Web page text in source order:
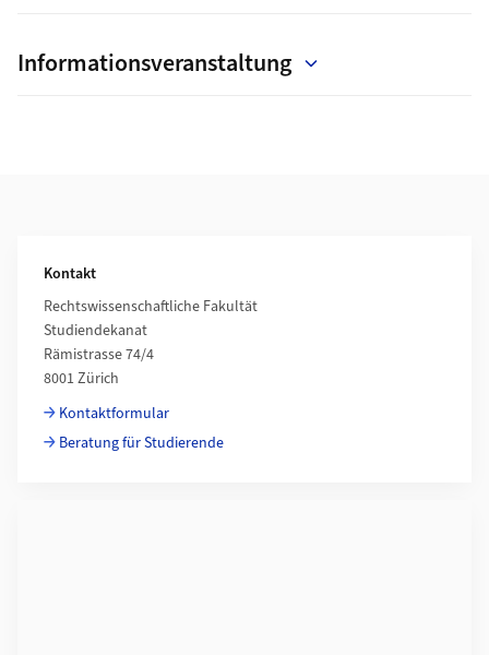
Informationsveranstaltung
Kontakt
Rechtswissenschaftliche Fakultät
Studiendekanat
Rämistrasse 74/4
8001 Zürich
Kontaktformular
Beratung für Studierende